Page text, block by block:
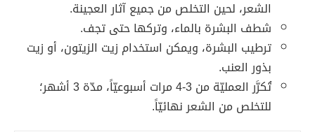
الشعر، لحين التخلص من جميع آثار العجينة.
شطف البشرة بالماء، وتركها حتى تجف.
ترطيب البشرة، ويمكن استخدام زيت الزيتون، أو زيت
بذور العنب.
تُكرَّر العمليّة من 3-4 مرات أسبوعيّاً، مدّة 3 أشهر؛
للتخلص من الشعر نهائيّاً.